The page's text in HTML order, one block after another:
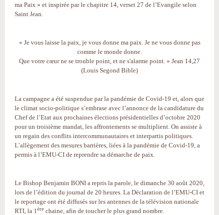
ma Paix » et inspirée par le chapitre 14, verset 27 de l’Evangile selon
Saint Jean.
« Je vous laisse la paix, je vous donne ma paix. Je ne vous donne pas
comme le monde donne.
Que votre cœur ne se trouble point, et ne s'alarme point. » Jean 14,27
(Louis Segond Bible)
La campagne a été suspendue par la pandémie de Covid-19 et, alors que
le climat socio-politique s’embrase avec l’annonce de la candidature du
Chef de l’Etat aux prochaines élections présidentielles d’octobre 2020
pour un troisième mandat, les affrontements se multiplient. On assiste à
un regain des conflits intercommunautaires et interpartis politiques.
L’allègement des mesures barrières, liées à la pandémie de Covid-19, a
permis à l’EMU-CI de reprendre sa démarche de paix.
Le Bishop Benjamin BONI a repris la parole, le dimanche 30 août 2020,
lors de l’édition du journal de 20 heures. La Déclaration de l’EMU-CI et
le reportage ont été diffusés sur les antennes de la télévision nationale
RTI, la 1ère chaine, afin de toucher le plus grand nombre.